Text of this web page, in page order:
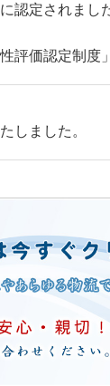
認定されまし
価認定制度
しました。